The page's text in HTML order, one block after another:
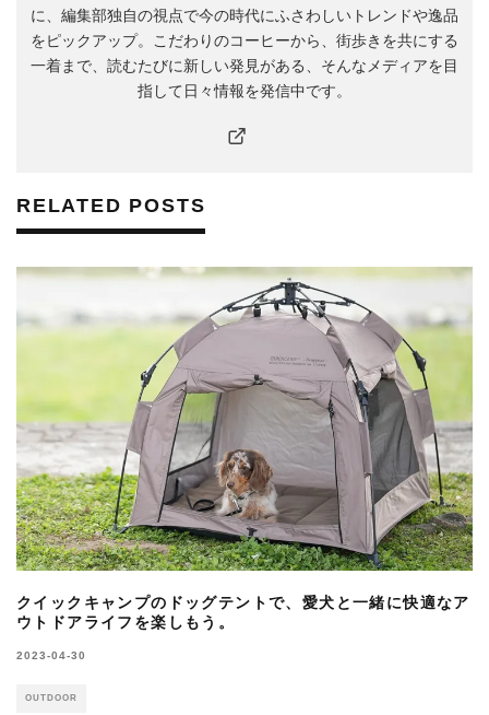
に、編集部独自の視点で今の時代にふさわしいトレンドや逸品
をピックアップ。こだわりのコーヒーから、街歩きを共にする
一着まで、読むたびに新しい発見がある、そんなメディアを目
指して日々情報を発信中です。
RELATED POSTS
クイックキャンプのドッグテントで、愛犬と一緒に快適なア
ウトドアライフを楽しもう。
2023-04-30
OUTDOOR